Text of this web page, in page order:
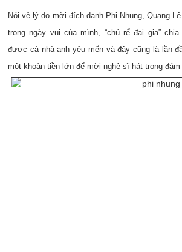
Nói về lý do mời đích danh Phi Nhung, Quang
trong ngày vui của mình, “chú rể đại gia”
được cả nhà anh yêu mến và đây cũng là lần
một khoản tiền lớn để mời nghệ sĩ hát trong